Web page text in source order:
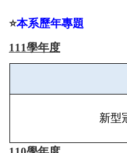
⭐️本系歷年專題
111學年度
新型